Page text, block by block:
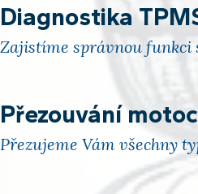
Diagnostika
Zajistíme správnou funkci
Přezouvání
Přezujeme Vám všechny